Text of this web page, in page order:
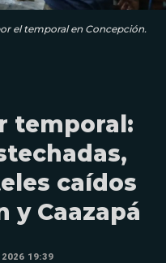
el temporal en Concepción.
temporal:
caídos
y Caazapá
2026 19:39